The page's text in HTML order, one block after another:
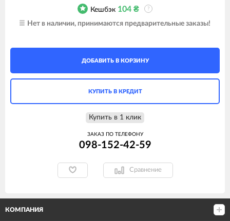
Кешбэк 104 ₴ ?
Нет в наличии, принимаются предварительные заказы!
ДОБАВИТЬ В КОРЗИНУ
КУПИТЬ В КРЕДИТ
Купить в 1 клик
ЗАКАЗ ПО ТЕЛЕФОНУ
098-152-42-59
Сравнение
КОМПАНИЯ